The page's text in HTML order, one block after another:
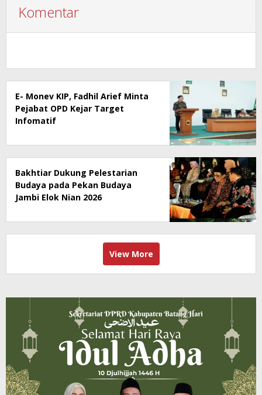
Komentar
E- Monev KIP, Fadhil Arief Minta
Pejabat OPD Kejar Target
Infomatif
Bakhtiar Dukung Pelestarian
Budaya pada Pekan Budaya
Jambi Elok Nian 2026
View More